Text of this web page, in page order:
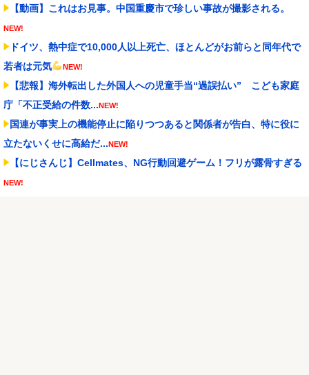
【動画】これはお見事。中国重慶市で珍しい事故が撮影される。
NEW!
ドイツ、熱中症で10,000人以上死亡、ほとんどがお前らと同年代で
若者は元気
NEW!
【悲報】海外転出した外国人への児童手当“過誤払い” こども家庭
庁「不正受給の件数...NEW!
国連が事実上の機能停止に陥りつつあると関係者が告白、特に役に
立たないくせに高給だ...NEW!
【にじさんじ】Cellmates、NG行動回避ゲーム！フリが露骨すぎる
NEW!